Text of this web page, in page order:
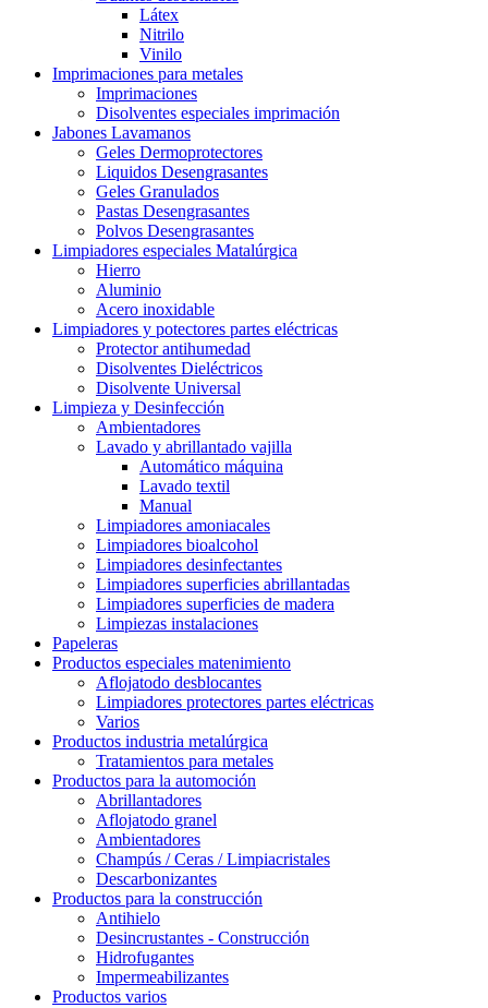
Látex
Nitrilo
Vinilo
Imprimaciones para metales
Imprimaciones
Disolventes especiales imprimación
Jabones Lavamanos
Geles Dermoprotectores
Liquidos Desengrasantes
Geles Granulados
Pastas Desengrasantes
Polvos Desengrasantes
Limpiadores especiales Matalúrgica
Hierro
Aluminio
Acero inoxidable
Limpiadores y potectores partes eléctricas
Protector antihumedad
Disolventes Dieléctricos
Disolvente Universal
Limpieza y Desinfección
Ambientadores
Lavado y abrillantado vajilla
Automático máquina
Lavado textil
Manual
Limpiadores amoniacales
Limpiadores bioalcohol
Limpiadores desinfectantes
Limpiadores superficies abrillantadas
Limpiadores superficies de madera
Limpiezas instalaciones
Papeleras
Productos especiales matenimiento
Aflojatodo desblocantes
Limpiadores protectores partes eléctricas
Varios
Productos industria metalúrgica
Tratamientos para metales
Productos para la automoción
Abrillantadores
Aflojatodo granel
Ambientadores
Champús / Ceras / Limpiacristales
Descarbonizantes
Productos para la construcción
Antihielo
Desincrustantes - Construcción
Hidrofugantes
Impermeabilizantes
Productos varios